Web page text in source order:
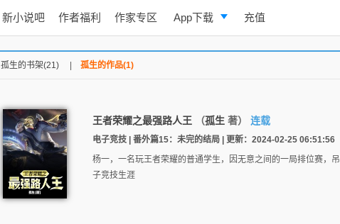
新小说吧 作者福利 作家专区 App下载
逐浪小说
充值
孤生的书架(21) 孤生的作品(1)
王者荣耀之最强路人王 （孤生 著） 连载
电子竞技 | 番外篇15：未完的结局 | 更新：2024-02-25 06:51:56
杨一，一名玩王者荣耀的普通学生，因无意之间的一局排位赛，
子竞技生涯